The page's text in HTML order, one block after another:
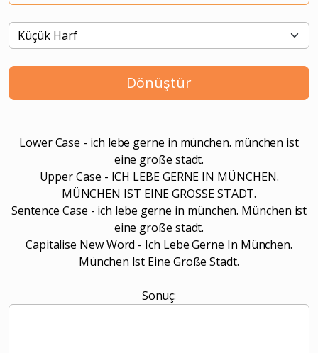
Dönüştür
Lower Case - ich lebe gerne in münchen. münchen ist
eine große stadt.
Upper Case - ICH LEBE GERNE IN MÜNCHEN.
MÜNCHEN IST EINE GROSSE STADT.
Sentence Case - ich lebe gerne in münchen. München ist
eine große stadt.
Capitalise New Word - Ich Lebe Gerne In München.
München Ist Eine Große Stadt.
Sonuç: